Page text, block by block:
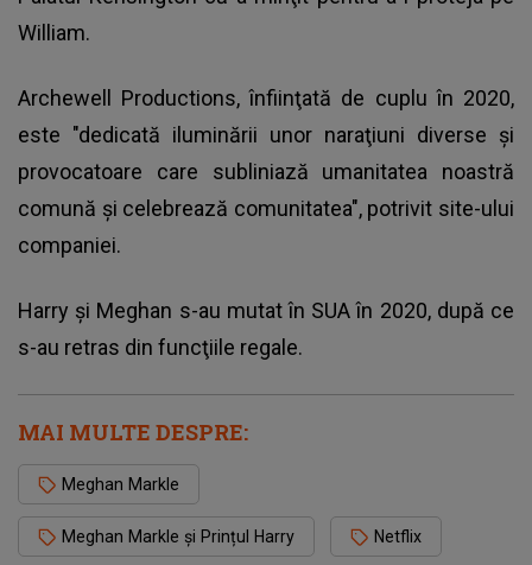
William.
Archewell Productions, înfiinţată de cuplu în 2020,
este "dedicată iluminării unor naraţiuni diverse şi
provocatoare care subliniază umanitatea noastră
comună şi celebrează comunitatea", potrivit site-ului
companiei.
Harry şi Meghan s-au mutat în SUA în 2020, după ce
s-au retras din funcţiile regale.
MAI MULTE DESPRE:
Meghan Markle
Meghan Markle și Prințul Harry Netflix